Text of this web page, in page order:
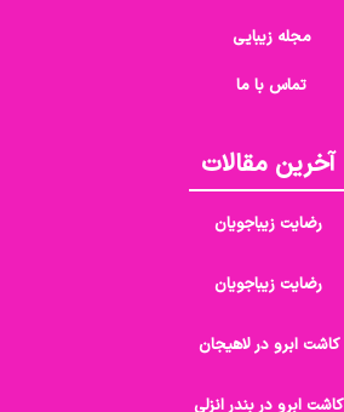
مجله زیبایی
تماس با ما
آخرین مقالات
رضایت زیباجویان
رضایت زیباجویان
کاشت ابرو در لاهیجان
کاشت ابرو در بندر انزلی